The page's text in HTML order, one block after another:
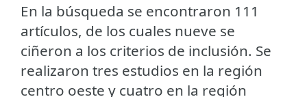
En la búsqueda se encontraron 111
artículos, de los cuales nueve se
ciñeron a los criterios de inclusión. Se
realizaron tres estudios en la región
centro oeste y cuatro en la región